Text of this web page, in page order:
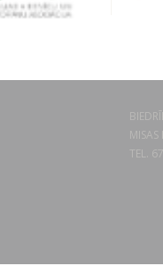
TEL.